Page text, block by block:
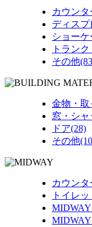
カウンタ
ディスプ
ショー
トラン
その他
金物・取
窓・シ
ドア(28)
その他
カウンタ
トイレ